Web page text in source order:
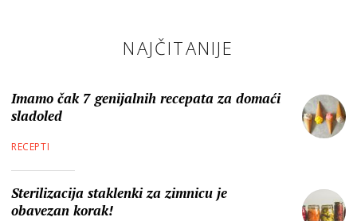
NAJČITANIJE
Imamo čak 7 genijalnih recepata za domaći
sladoled
RECEPTI
Sterilizacija staklenki za zimnicu je
obavezan korak!